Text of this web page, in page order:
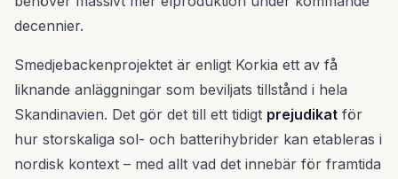
decennier.
Smedjebackenprojektet är enligt Korkia ett av få
liknande anläggningar som beviljats tillstånd i hela
Skandinavien. Det gör det till ett tidigt prejudikat för
hur storskaliga sol- och batterihybrider kan etableras i
nordisk kontext – med allt vad det innebär för framtida